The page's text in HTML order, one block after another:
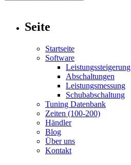
Seite
Startseite
Software
Leistungssteigerung
Abschaltungen
Leistungsmessung
Schubabschaltung
Tuning Datenbank
Zeiten (100-200)
Händler
Blog
Über uns
Kontakt